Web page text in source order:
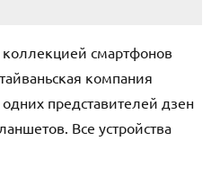
коллекцией смартфонов
компания
представителей дзен
Все устройства